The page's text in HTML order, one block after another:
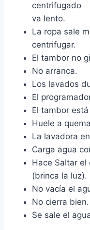
centrifugado
va lento.
La ropa sale
centrifugar.
El tambor no
No arranca.
Los lavados
El
El tambor
Huele a
La lavadora
Carga agua
Hace Saltar
(brinca la luz).
No vacía el
No cierra bien.
Se sale el